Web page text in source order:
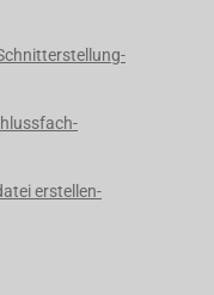
erstellen-